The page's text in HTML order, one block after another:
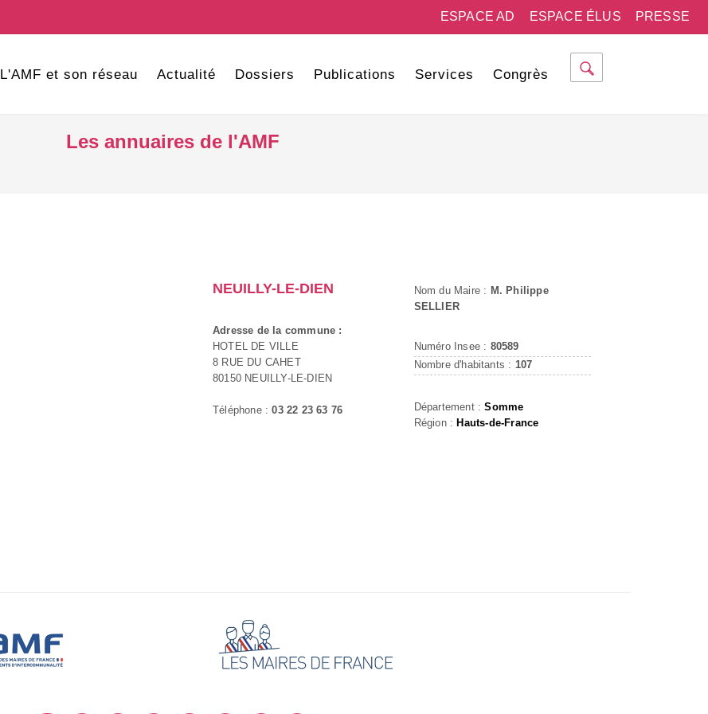
PRESSE
ESPACE ÉLUS
ESPACE AD
L'AMF et son réseau Actualité Dossiers Publications Services Congrès
Les annuaires de l'AMF
NEUILLY-LE-DIEN
Adresse de la commune :
HOTEL DE VILLE
8 RUE DU CAHET
80150 NEUILLY-LE-DIEN
Téléphone :03 22 23 63 76
Nom du Maire : M. Philippe
SELLIER
Numéro Insee : 80589
Nombre d'habitants : 107
Département :Somme
Région : Hauts-de-France